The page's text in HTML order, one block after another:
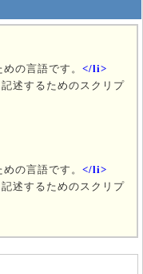
の言語です。 </li>
述するためのスクリプ
の言語です。 </li>
述するためのスクリプ